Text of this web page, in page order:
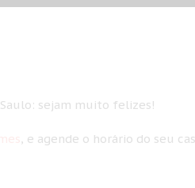
sejam muito felizes!
, e agende o horário do seu